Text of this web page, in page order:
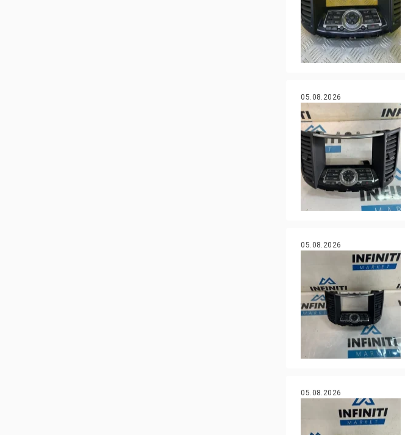
05.08.2026
05.08.2026
05.08.2026